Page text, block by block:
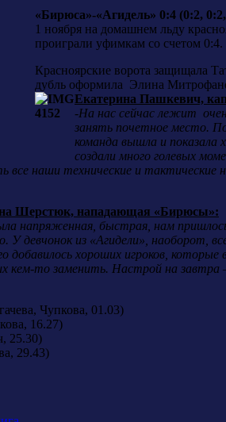
«Бирюса»-«Агидель» 0:4 (0:2,
1 ноября на домашнем льду
проиграли уфимкам со счетом 0:4.
Красноярские ворота защищала
дубль оформила Элина
Екатерина Пашкевич,
-На нас сейчас лежит
занять почетное место.
команда вышла и
создали много голевых
все наши технические и
Шерстюк, нападающая «Бирюсы»:
напряженная, быстрая, нам
У девчонок из «Агидели», наоборот,
добавилось хороших игроков,
кем-то заменить. Настрой на завтра
Чупкова, 01.03)
16.27)
25.30)
29.43)